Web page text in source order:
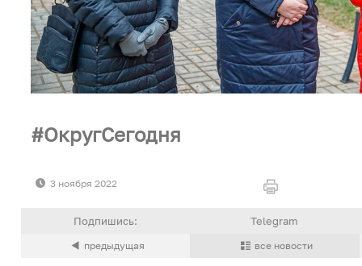
ОкругСегодня
3 ноября 2022